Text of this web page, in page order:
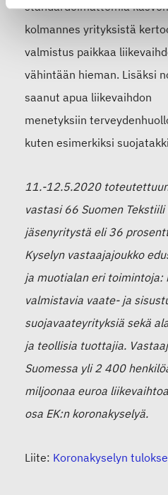
standardoimattomia
kolmannes yrityksistä
valmistus paikkaa
vähintään hieman. Lisäksi n
saanut apua liikevaihdon
menetyksiin
kuten esimerkiksi
11.-12.5.2020
vastasi 66 Suomen
jäsenyritystä eli36
Kyselyn vastaajajoukko
ja muotialan eri
valmistavia vaate- ja
suojavaateyrityksiä sekä
ja teollisia tuottajia.
Suomessa yli2 400
miljoonaa euroa
osa EK:nkoronakyselyä.
Liite: Koronakyselyn